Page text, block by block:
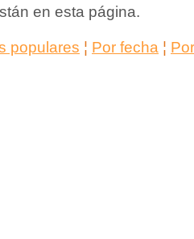
en esta página.
populares ¦ Por fecha ¦